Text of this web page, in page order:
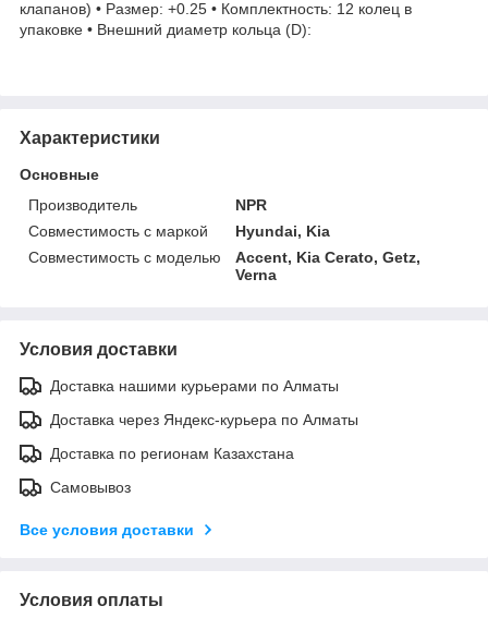
клапанов) • Размер: +0.25 • Комплектность: 12 колец в
упаковке • Внешний диаметр кольца (D):
Характеристики
Основные
Производитель
NPR
Совместимость с маркой
Hyundai, Kia
Совместимость с моделью
Accent, Kia Cerato, Getz,
Verna
Условия доставки
Доставка нашими курьерами по Алматы
Доставка через Яндекс-курьера по Алматы
Доставка по регионам Казахстана
Самовывоз
Все условия доставки
Условия оплаты